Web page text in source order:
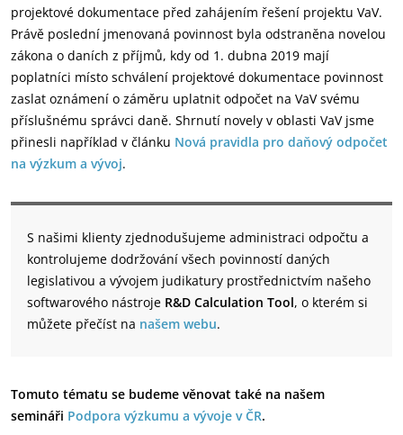
projektové dokumentace před zahájením řešení projektu VaV.
Právě poslední jmenovaná povinnost byla odstraněna novelou
zákona o daních z příjmů, kdy od 1. dubna 2019 mají
poplatníci místo schválení projektové dokumentace povinnost
zaslat oznámení o záměru uplatnit odpočet na VaV svému
příslušnému správci daně. Shrnutí novely v oblasti VaV jsme
přinesli například v článku Nová pravidla pro daňový odpočet
na výzkum a vývoj.
S našimi klienty zjednodušujeme administraci odpočtu a
kontrolujeme dodržování všech povinností daných
legislativou a vývojem judikatury prostřednictvím našeho
softwarového nástroje R&D Calculation Tool, o kterém si
můžete přečíst na našem webu.
Tomuto tématu se budeme věnovat také na našem
semináři Podpora výzkumu a vývoje v ČR.